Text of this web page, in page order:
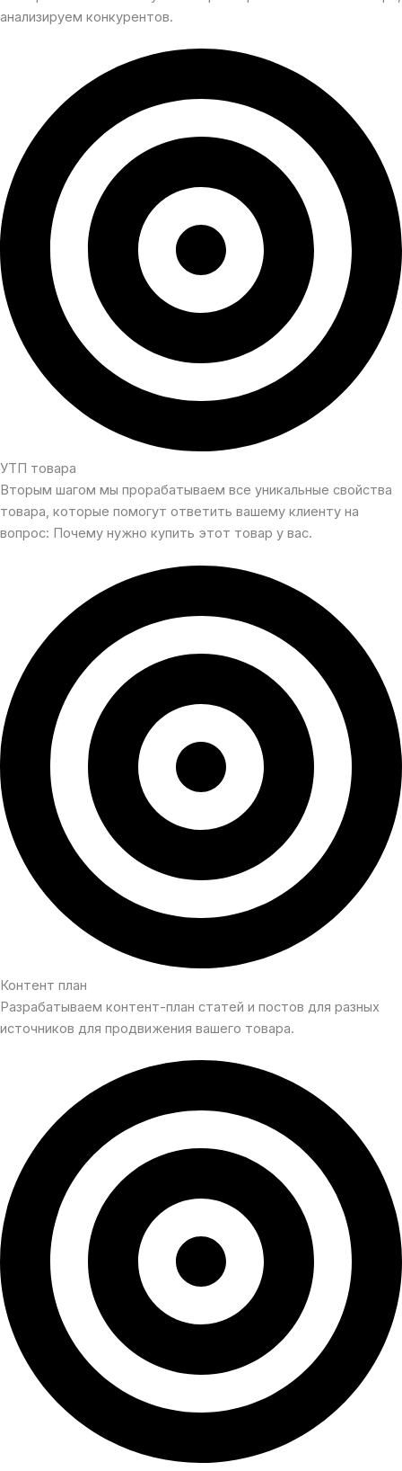
анализируем конкурентов.
УТП товара
Вторым шагом мы прорабатываем все уникальные свойства
товара, которые помогут ответить вашему клиенту на
вопрос: Почему нужно купить этот товар у вас.
Контент план
Разрабатываем контент-план статей и постов для разных
источников для продвижения вашего товара.